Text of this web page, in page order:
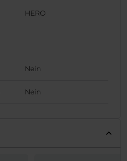
HERO
Nein
Nein